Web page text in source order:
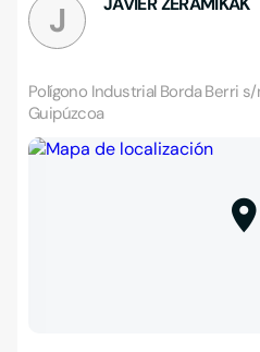
J
Polígono Industrial Borda Berri s/
Guipúzcoa